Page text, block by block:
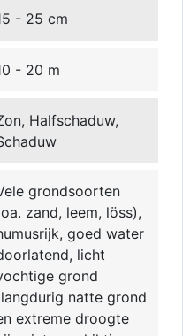
- 25 cm
- 20 m
Halfschaduw,
grondsoorten
zand, leem, löss),
goed water
licht
grond
natte grond
extreme droogte